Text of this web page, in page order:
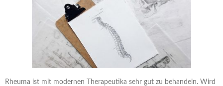
Rheuma ist mit modernen Therapeutika sehr gut zu behandeln. Wird